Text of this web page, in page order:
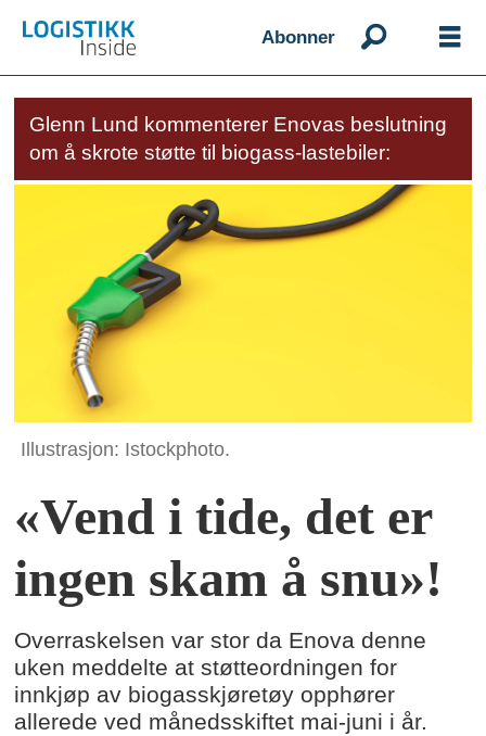
Abonner
Glenn Lund kommenterer Enovas beslutning
om å skrote støtte til biogass-lastebiler:
Illustrasjon: Istockphoto.
«Vend i tide, det er
ingen skam å snu»!
Overraskelsen var stor da Enova denne
uken meddelte at støtteordningen for
innkjøp av biogasskjøretøy opphører
allerede ved månedsskiftet mai-juni i år.